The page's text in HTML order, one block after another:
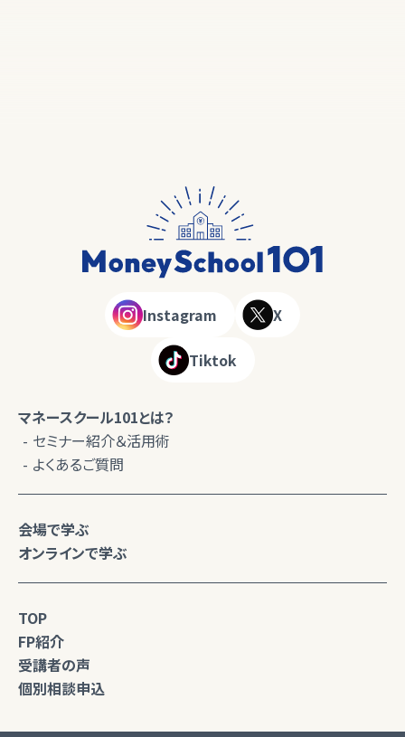
Instagram X
Tiktok
マネースクール101とは？
セミナー紹介＆活用術
よくあるご質問
会場で学ぶ
オンラインで学ぶ
TOP
FP紹介
受講者の声
個別相談申込